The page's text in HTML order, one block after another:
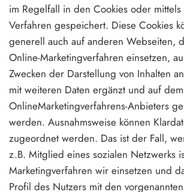
im Regelfall in den Cookies oder
Verfahren gespeichert. Diese Cookies
generell auch auf anderen Webseiten,
Online-Marketingverfahren einsetzen,
Zwecken der Darstellung von Inhalten
mit weiteren Daten ergänzt und auf
OnlineMarketingverfahrens-Anbieters
werden. Ausnahmsweise können
zugeordnet werden. Das ist der Fall,
z.B. Mitglied eines sozialen Netzwerks
Marketingverfahren wir einsetzen und
Profil des Nutzers mit den